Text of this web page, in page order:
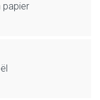
papier